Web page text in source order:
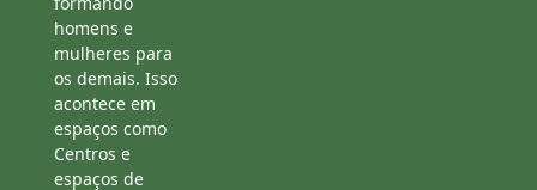
homens e
mulheres para
os demais. Isso
acontece em
espaços como
Centros e
espaços de